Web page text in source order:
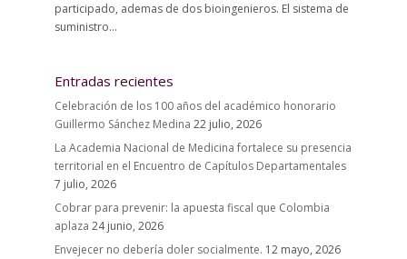
participado, ademas de dos bioingenieros. El sistema de
suministro...
Entradas recientes
Celebración de los 100 años del académico honorario
Guillermo Sánchez Medina 22 julio, 2026
La Academia Nacional de Medicina fortalece su presencia
territorial en el Encuentro de Capítulos Departamentales
7 julio, 2026
Cobrar para prevenir: la apuesta fiscal que Colombia
aplaza 24 junio, 2026
Envejecer no debería doler socialmente. 12 mayo, 2026